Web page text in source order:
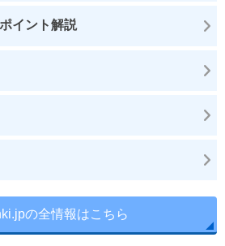
イント解説
の全情報はこちら